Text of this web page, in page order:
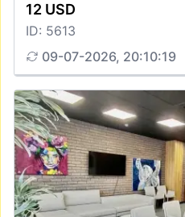
12 USD
ID: 5613
09-07-2026, 20:10:19